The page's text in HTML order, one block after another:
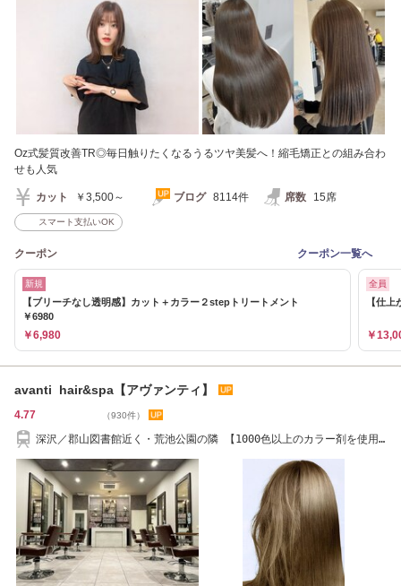
Oz式髪質改善TR◎毎日触りたくなるうるツヤ美髪へ！縮毛矯正との組み合わ
せも人気
カット ￥3,500～ ブログ 8114件 席数 15席
スマート支払いOK
クーポン クーポン一覧へ
新規
【ブリーチなし透明感】カット＋カラー２stepトリートメント
￥6980
￥6,980
全員
【仕
￥
avanti hair&spa【アヴァンティ】
4.77 （930件）
深沢／郡山図書館近く・荒池公園の隣 【1000色以上のカラー剤を使用